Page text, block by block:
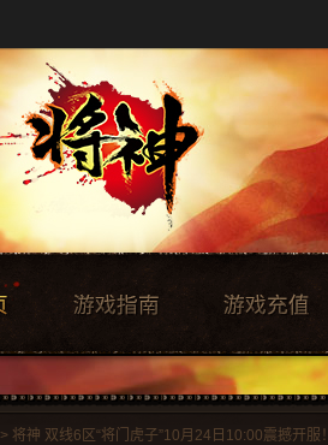
> 将神 双线6区“将门虎子”10月24日10:00震撼开服！